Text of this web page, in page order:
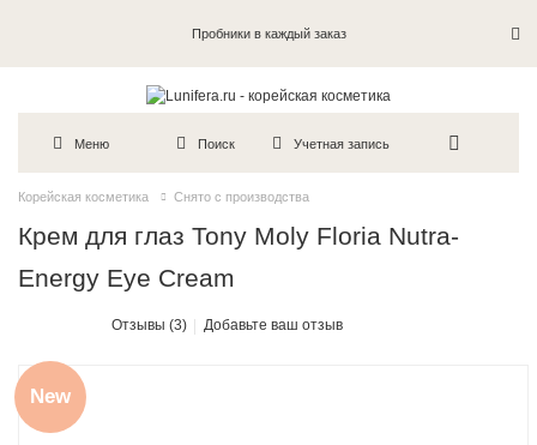
Пробники в каждый заказ
Меню Поиск Учетная запись
Корейская косметика Снято с производства
Крем для глаз Tony Moly Floria Nutra-
Energy Eye Cream
Отзывы (3) Добавьте ваш отзыв
New